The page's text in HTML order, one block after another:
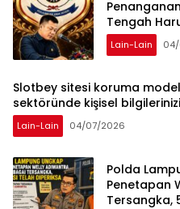
Tengah
Bukan
Lain-Lain
Slotbey sitesi koruma
sektöründe kişisel
Lain-Lain 04/07/2026
Polda
Penetapan
Tersangka,